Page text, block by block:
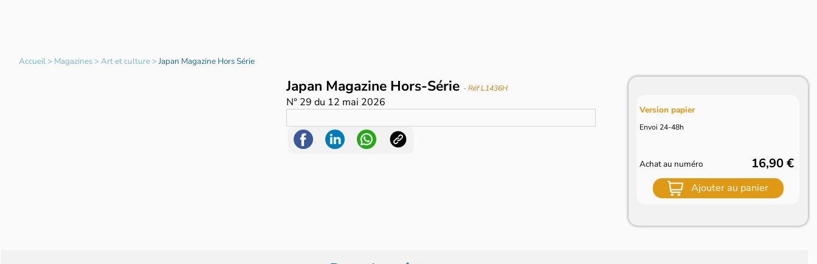
Accueil> Magazines>Art et culture>Japan Magazine Hors Série
Japan Magazine Hors-Série - Réf L1436H
N° 29 du 12 mai 2026
Version papier
Envoi 24-48h
Achat au numéro 16,90 €
Ajouter au panier